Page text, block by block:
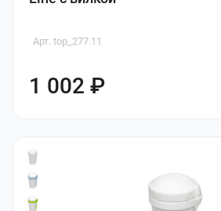
Арт. top_277.11
1 002 ₽